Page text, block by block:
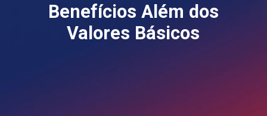
Benefícios Além dos
Valores Básicos